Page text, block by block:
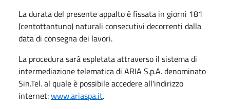
La durata del presente appalto è fissata in giorni 181
(centottantuno) naturali consecutivi decorrenti dalla
data di consegna dei lavori.
La procedura sarà espletata attraverso il sistema di
intermediazione telematica di ARIA S.p.A. denominato
Sin.Tel. al quale è possibile accedere all'indirizzo
internet:www.ariaspa.it.